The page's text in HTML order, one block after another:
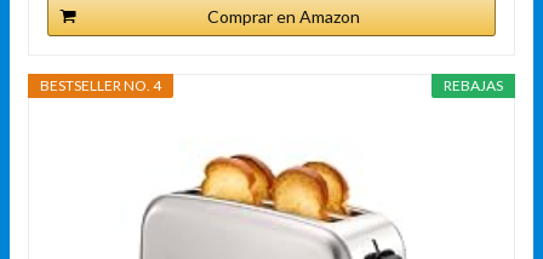
Comprar en Amazon
REBAJAS
BESTSELLER NO. 4